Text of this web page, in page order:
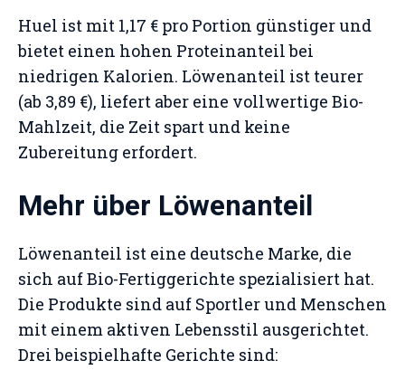
Huel ist mit 1,17 € pro Portion günstiger und
bietet einen hohen Proteinanteil bei
niedrigen Kalorien. Löwenanteil ist teurer
(ab 3,89 €), liefert aber eine vollwertige Bio-
Mahlzeit, die Zeit spart und keine
Zubereitung erfordert.
Mehr über Löwenanteil
Löwenanteil ist eine deutsche Marke, die
sich auf Bio-Fertiggerichte spezialisiert hat.
Die Produkte sind auf Sportler und Menschen
mit einem aktiven Lebensstil ausgerichtet.
Drei beispielhafte Gerichte sind: